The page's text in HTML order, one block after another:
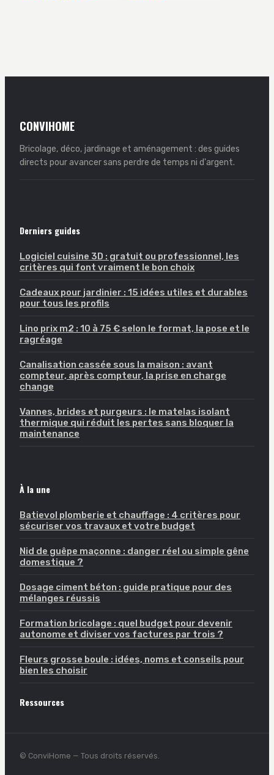
CONVIHOME
Bricolage, déco, jardinage et aménagement : des guides
directs pour avancer sans perdre de temps ni d'argent.
Derniers guides
Logiciel cuisine 3D : gratuit ou professionnel, les
critères qui font vraiment le bon choix
Cadeaux pour jardinier : 15 idées utiles et durables
pour tous les profils
Lino prix m2 : 10 à 75 € selon le format, la pose et le
ragréage
Canalisation cassée sous la maison : avant
compteur, après compteur, la prise en charge
change
Vannes, brides et purgeurs : le matelas isolant
thermique qui réduit les pertes sans bloquer la
maintenance
À la une
Batievol plomberie et chauffage : 4 critères pour
sécuriser vos travaux et votre budget
Nid de guêpe maçonne : danger réel ou simple gêne
domestique ?
Dosage ciment béton : guide pratique pour des
mélanges réussis
Formation bricolage : quel budget pour devenir
autonome et diviser vos factures par trois ?
Fleurs grosse boule : idées, noms et conseils pour
bien les choisir
Ressources
© ConviHome — Tous droits réservés.